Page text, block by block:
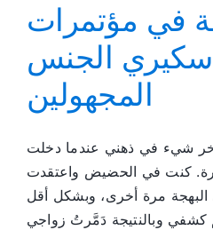
في مؤتمرات
سكيري الجنس
المجهولين
شيء في ذهني عندما دخلت
كنت في الحضيض واعتقدت
مرة أخرى، وبشكل أقل
تم كشفي وبالنتيجة دَمَّرتُ زواجي